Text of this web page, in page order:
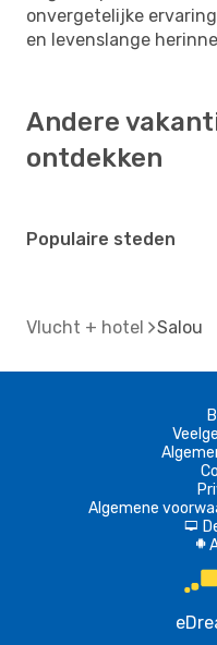
onvergetelijke
en levenslange
Andere
ontdekken
Populaire steden
Vlucht + hotel Salou
Algemene
d
A